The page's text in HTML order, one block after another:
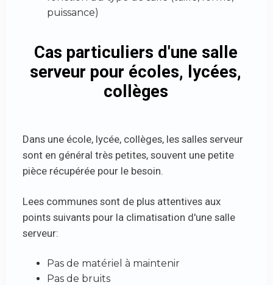
puissance)
Cas particuliers d'une salle
serveur pour écoles, lycées,
collèges
Dans une école, lycée, collèges, les salles serveur
sont en général très petites, souvent une petite
pièce récupérée pour le besoin.
Lees communes sont de plus attentives aux
points suivants pour la climatisation d'une salle
serveur:
Pas de matériel à maintenir
Pas de bruits